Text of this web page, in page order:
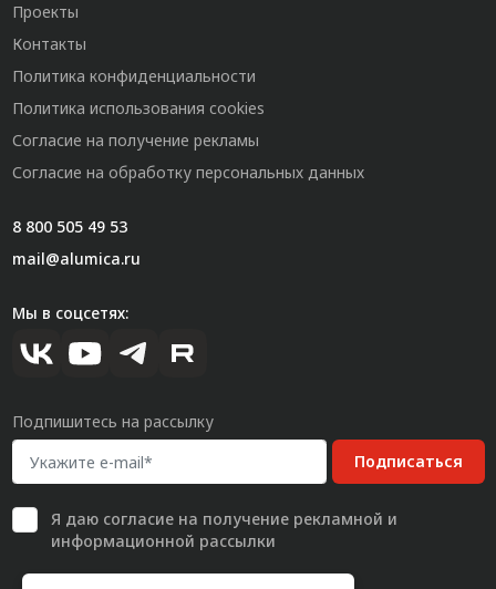
Проекты
Контакты
Политика конфиденциальности
Политика использования cookies
Согласие на получение рекламы
Согласие на обработку персональных данных
8 800 505 49 53
mail@alumica.ru
Мы в соцсетях:
Подпишитесь на рассылку
Подписаться
Я даю согласиена получение рекламной и
информационной рассылки